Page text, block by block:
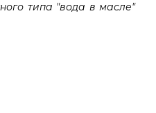
типа "вода в масле"